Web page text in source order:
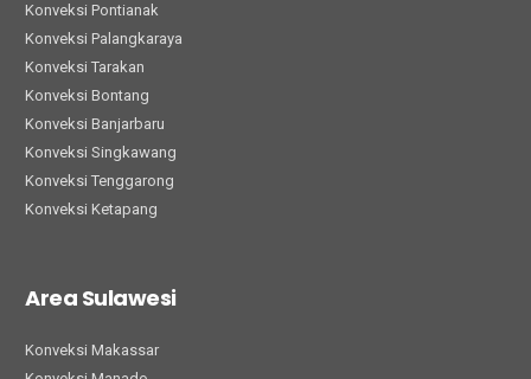
Konveksi Pontianak
Konveksi Palangkaraya
Konveksi Tarakan
Konveksi Bontang
Konveksi Banjarbaru
Konveksi Singkawang
Konveksi Tenggarong
Konveksi Ketapang
Area Sulawesi
Konveksi Makassar